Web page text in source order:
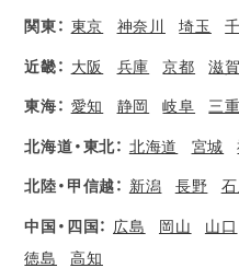
関東： 東京 神奈川 埼玉
近畿： 大阪 兵庫 京都 滋賀
東海： 愛知 静岡 岐阜 三重
北海道・東北： 北海道 宮城
北陸・甲信越： 新潟 長野 石
中国・四国： 広島 岡山 山口
徳島
高知